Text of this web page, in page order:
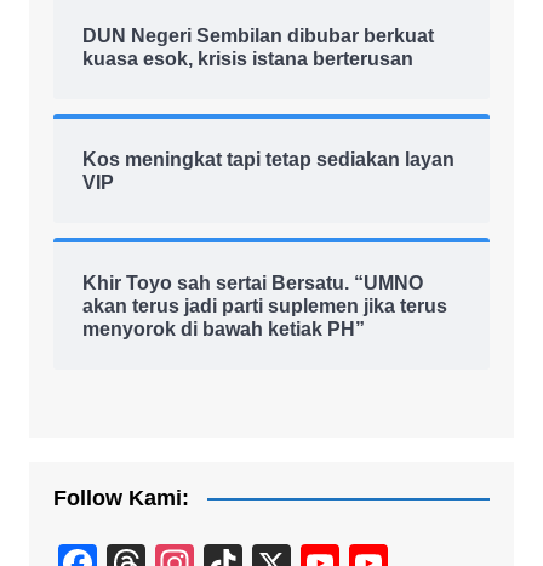
DUN Negeri Sembilan dibubar berkuat
kuasa esok, krisis istana berterusan
Kos meningkat tapi tetap sediakan layan
VIP
Khir Toyo sah sertai Bersatu. “UMNO
akan terus jadi parti suplemen jika terus
menyorok di bawah ketiak PH”
Follow Kami: